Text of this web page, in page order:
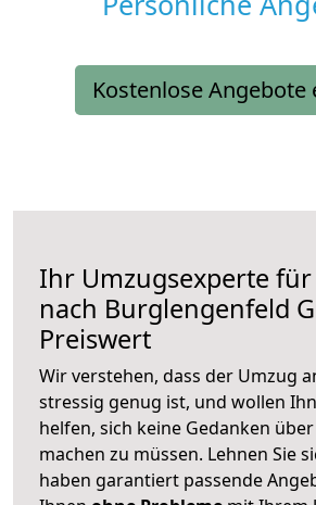
Kostenlose Angebote
Ihr Umzugsexperte
nach Burglengenfeld
Preiswert
Wir verstehen, dass der Umzug
stressig genug ist, und wollen
helfen, sich keine Gedanken
machen zu müssen. Lehnen Sie
haben garantiert passende